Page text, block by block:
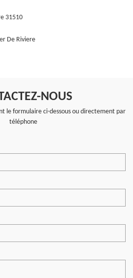
31510
De Riviere
NOUS
le formulaire ci-dessous ou directement par
téléphone